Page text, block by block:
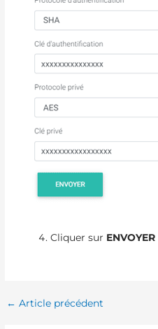
Cliquer sur ENVOYER
← Article précédent